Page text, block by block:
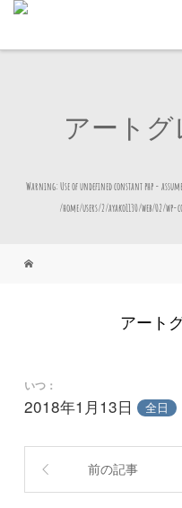
アート
Warning: Use of undefined constant php -
/home/users/2/ayako1130/web/02/
アート
いつ：
2018年1月13日 全日
前の記事